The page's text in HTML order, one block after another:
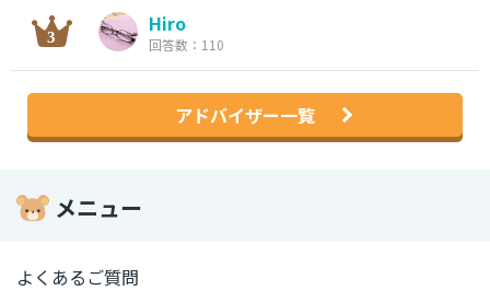
Hiro
回答数：110
アドバイザー一覧
メニュー
よくあるご質問